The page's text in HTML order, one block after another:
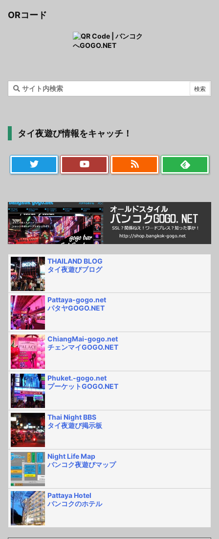
ORコード
タイ夜遊び情報をキャッチ！
THAILAND BLOG
タイ夜遊びブログ
Pattaya-gogo.net
パタヤGOGO.NET
ChiangMai-gogo.net
チェンマイGOGO.NET
Phuket.-gogo.net
プーケットGOGO.NET
Thai Night BBS
タイ夜遊び掲示板
Night Life Map
バンコク夜遊びマップ
Pattaya Hotel
バンコクのホテル